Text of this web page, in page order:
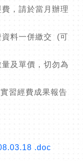
，請於當月辦理
料一併繳交 (可
及單價，切勿為
習經費成果報告
.doc